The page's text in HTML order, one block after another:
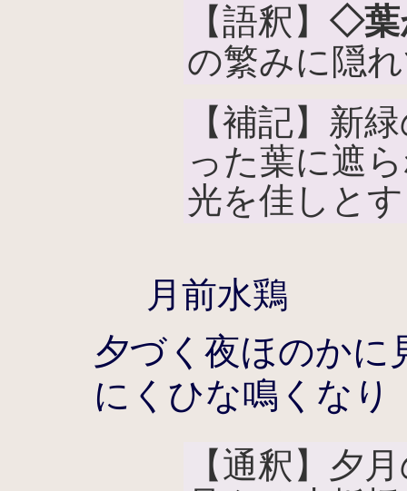
【語釈】 ◇葉
の繁みに隠
【補記】新
った葉に遮
光を佳しと
月前水鶏
夕づく夜ほのかに
にくひな鳴くなり
【通釈】夕